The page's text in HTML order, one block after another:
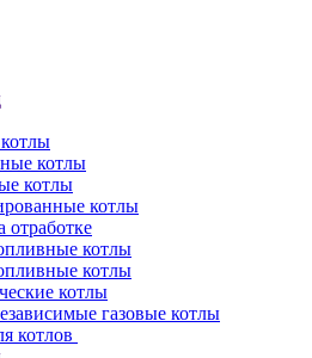
котлы
котлы
котлы
отработке
котлы
котлы
котлы
газовые котлы
котлов